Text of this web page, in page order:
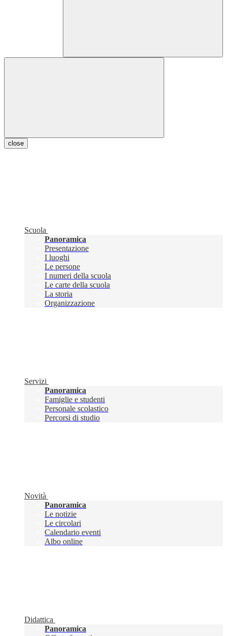
close
Scuola
Panoramica
Presentazione
I luoghi
Le persone
I numeri della scuola
Le carte della scuola
La storia
Organizzazione
Servizi
Panoramica
Famiglie e studenti
Personale scolastico
Percorsi di studio
Novità
Panoramica
Le notizie
Le circolari
Calendario eventi
Albo online
Didattica
Panoramica